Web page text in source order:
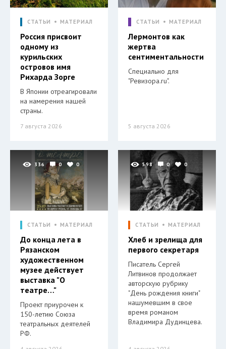
СТАТЬИ МАТЕРИАЛ
Россия присвоит
одному из
курильских
островов имя
Рихарда Зорге
В Японии отреагировали
на намерения нашей
страны.
7 августа 2026
СТАТЬИ МАТЕРИАЛ
Лермонтов как
жертва
сентиментальности
Специально для
"Ревизора.ru".
5 августа 2026
336 0 0
СТАТЬИ МАТЕРИАЛ
До конца лета в
Рязанском
художественном
музее действует
выставка "О
театре…"
Проект приурочен к
150-летию Союза
театральных деятелей
РФ.
598 0 0
СТАТЬИ МАТЕРИАЛ
Хлеб и зрелища для
первого секретаря
Писатель Сергей
Литвинов продолжает
авторскую рубрику
"День рождения книги"
нашумевшим в свое
время романом
Владимира Дудинцева.